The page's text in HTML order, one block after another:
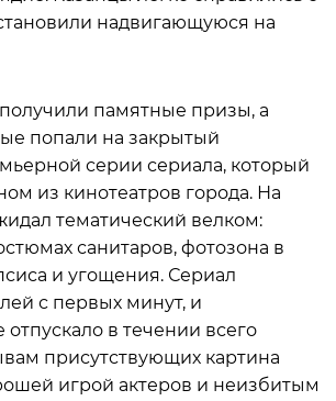
надвигающуюся на
памятные призы, а
попали на закрытый
серии сериала, который
из кинотеатров города. На
тематический велком:
санитаров, фотозона в
и угощения. Сериал
с первых минут, и
в течении всего
присутствующих картина
игрой актеров и неизбитым